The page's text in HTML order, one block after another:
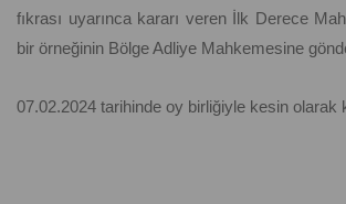
fıkrası uyarınca kararı veren İlk Derece
bir örneğinin Bölge Adliye Mahkemesine
07.02.2024 tarihinde oy birliğiyle kesin olarak